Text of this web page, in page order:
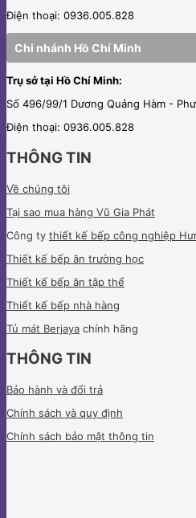
Điện thoại: 0936.005.828
Chi nhánh Hồ Chí Minh
Trụ sở tại Hồ Chí Minh:
Số 496/99/1 Dương Quảng Hàm -
Điện thoại: 0936.005.828
THÔNG TIN
Về chúng tôi
Tại sao mua hàng Vũ Gia Phát
Công ty thiết kế bếp công nghiệp
Thiết kế bếp ăn trường học
Thiết kế bếp ăn tập thể
Thiết kế bếp nhà hàng
Tủ mát Berjaya chính hãng
THÔNG TIN
Bảo hành và đổi trả
Chính sách và quy định
Chính sách bảo mật thông tin